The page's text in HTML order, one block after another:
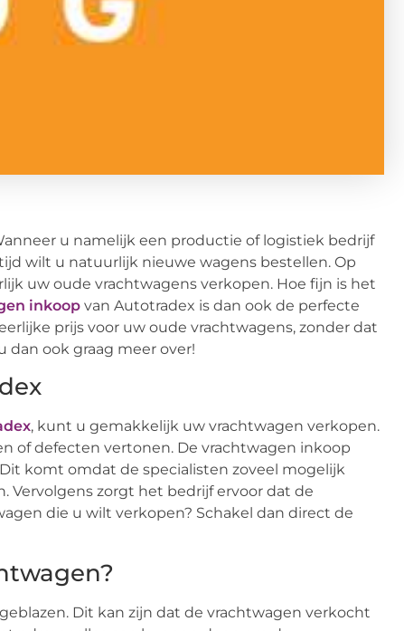
u namelijk een productie of logistiek bedrijf
wilt u natuurlijk nieuwe wagens bestellen. Op
uw oude vrachtwagens verkopen. Hoe fijn is het
inkoop van Autotradex is dan ook de perfecte
prijs voor uw oude vrachtwagens, zonder dat
dan ook graag meer over!
, kunt u gemakkelijk uw vrachtwagen verkopen.
of defecten vertonen. De vrachtwagen inkoop
komt omdat de specialisten zoveel mogelijk
Vervolgens zorgt het bedrijf ervoor dat de
die u wilt verkopen? Schakel dan direct de
Dit kan zijn dat de vrachtwagen verkocht